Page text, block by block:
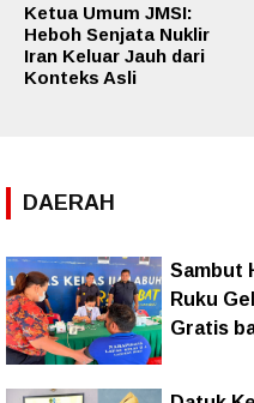
Ketua Umum JMSI:
Heboh Senjata Nuklir
Iran Keluar Jauh dari
Konteks Asli
DAERAH
Sambut
Ruku
Gratis